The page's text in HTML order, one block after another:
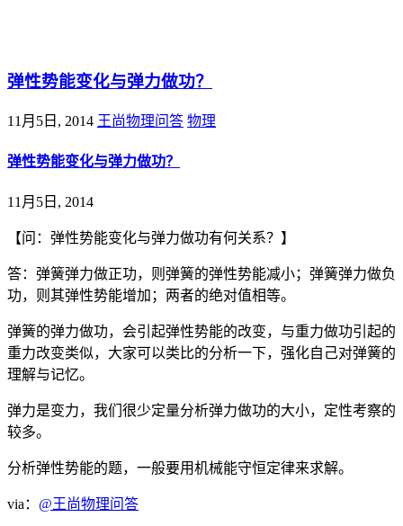
弹性势能变化与弹力做功？
11月5日, 2014 王尚物理问答 物理
弹性势能变化与弹力做功？
11月5日, 2014
【问：弹性势能变化与弹力做功有何关系？】
答：弹簧弹力做正功，则弹簧的弹性势能减小；弹簧弹力做负
功，则其弹性势能增加；两者的绝对值相等。
弹簧的弹力做功，会引起弹性势能的改变，与重力做功引起的
重力改变类似，大家可以类比的分析一下，强化自己对弹簧的
理解与记忆。
弹力是变力，我们很少定量分析弹力做功的大小，定性考察的
较多。
分析弹性势能的题，一般要用机械能守恒定律来求解。
via： @王尚物理问答